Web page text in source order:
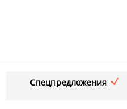
Спецпредложения